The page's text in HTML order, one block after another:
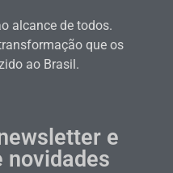
alcance de todos.
que os
ao Brasil.
e
novidades